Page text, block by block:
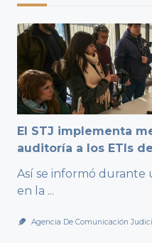
El STJ implementa
auditoría a los ETIs
Así se informó durante
en la ...
Agencia De Comunicación